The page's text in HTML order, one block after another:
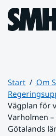
Hoppa till
Start
Om
Vägplan för
Varholmen
Götalands